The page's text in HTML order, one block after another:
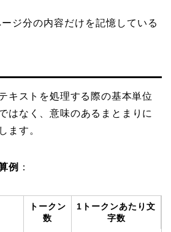
ジ分の内容だけを記憶している
キストを処理する際の基本単位
はなく、意味のあるまとまりに
ます。
例 ：
トークン
数
1トークンあたり文
字数